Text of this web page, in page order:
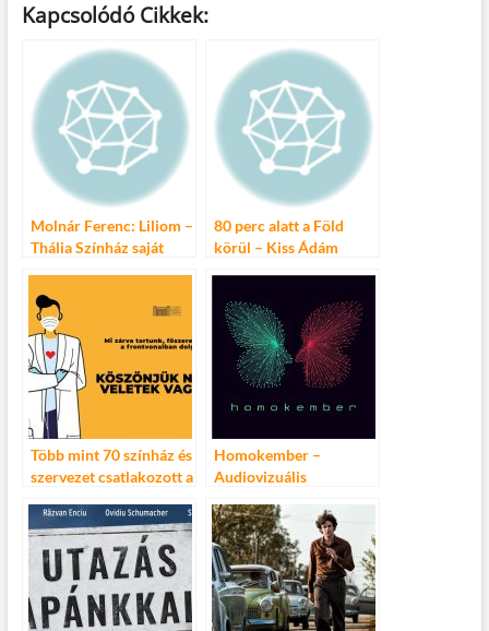
e
b
o
o
k
itt
er
ail m
es m
e
g
Kapcsolódó Cikkek:
Molnár Ferenc: Liliom –
Thália Színház saját
80 perc alatt a Föld
körül – Kiss Ádám
Több mint 70 színház és
szervezet csatlakozott a
kampányához
Homokember –
Audiovizuális
utazás a Mozsár
Műhelyben